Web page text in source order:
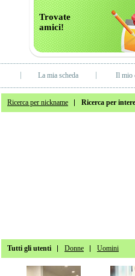
Trovate
amici!
La mia scheda Il mio
Ricerca per nickname Ricerca per
Tutti gli utenti Donne Uomini